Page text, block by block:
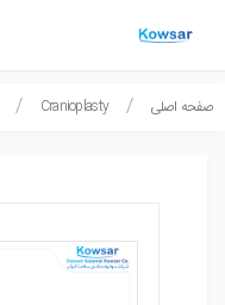
صفحه اصلی Cranioplasty